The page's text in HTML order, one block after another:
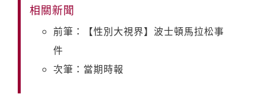
相關新聞
前筆：【性別大視界】波士頓馬拉松事
件
次筆：當期時報